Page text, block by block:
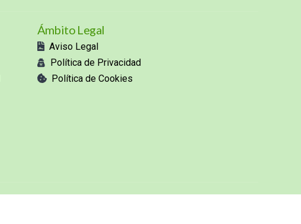
Ámbito Legal
Aviso Legal
Política de Privacidad
Política de Cookies